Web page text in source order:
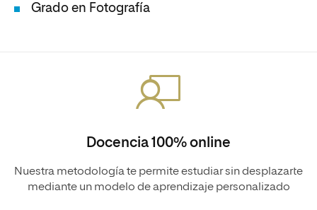
Grado en Fotografía
Docencia 100% online
Nuestra metodología te permite estudiar sin desplazarte
mediante un modelo de aprendizaje personalizado